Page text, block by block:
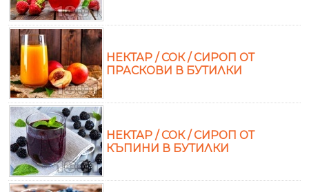
НЕКТАР / СОК / СИРОП ОТ
ПРАСКОВИ В БУТИЛКИ
НЕКТАР / СОК / СИРОП ОТ
КЪПИНИ В БУТИЛКИ